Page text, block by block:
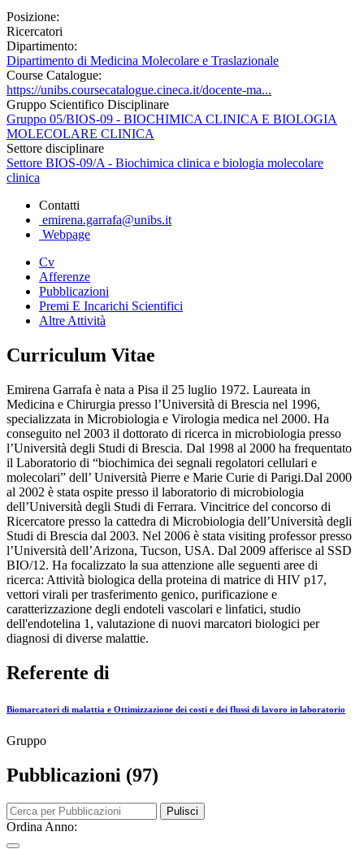
Posizione:
Ricercatori
Dipartimento:
Dipartimento di Medicina Molecolare e Traslazionale
Course Catalogue:
https://unibs.coursecatalogue.cineca.it/docente-ma...
Gruppo Scientifico Disciplinare
Gruppo 05/BIOS-09 - BIOCHIMICA CLINICA E BIOLOGIA
MOLECOLARE CLINICA
Settore disciplinare
Settore BIOS-09/A - Biochimica clinica e biologia molecolare
clinica
Contatti
emirena.garrafa@unibs.it
Webpage
Cv
Afferenze
Pubblicazioni
Premi E Incarichi Scientifici
Altre Attività
Curriculum Vitae
Emirena Garrafa è nata a Pisa il 25 luglio 1972. Laureata in
Medicina e Chirurgia presso l’Università di Brescia nel 1996,
specializzata in Microbiologia e Virologia medica nel 2000. Ha
conseguito nel 2003 il dottorato di ricerca in microbiologia presso
l’Università degli Studi di Brescia. Dal 1998 al 2000 ha frequentato
il Laboratorio di “biochimica dei segnali regolatori cellulari e
molecolari” dell’ Università Pierre e Marie Curie di Parigi.Dal 2000
al 2002 è stata ospite presso il laboratorio di microbiologia
dell’Università degli Studi di Ferrara. Vincitrice del concorso di
Ricercatore presso la cattedra di Microbiologia dell’Università degli
Studi di Brescia dal 2003. Nel 2006 è stata visiting professor presso
l’Università dell’Arizona, Tucson, USA. Dal 2009 afferisce al SSD
BIO/12. Ha focalizzato la sua attenzione alle seguenti aree di
ricerca: Attività biologica della proteina di matrice di HIV p17,
vettori virali per trasferimento genico, purificazione e
caratterizzazione degli endoteli vascolari e linfatici, studio
dell'endotelina 1, valutazione di nuovi marcatori biologici per
diagnosi di diverse malattie.
Referente di
Biomarcatori di malattia e Ottimizzazione dei costi e dei flussi di lavoro in laboratorio
Gruppo
Pubblicazioni (97)
Pulisci
Ordina Anno: